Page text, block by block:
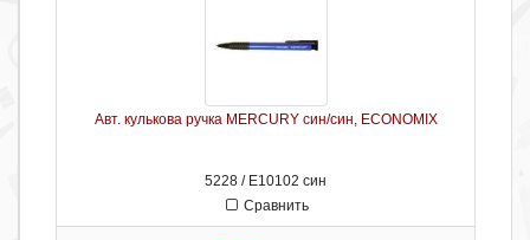
Авт. кулькова ручка MERCURY син/син, ECONOMIX
5228 / Е10102 син
Сравнить